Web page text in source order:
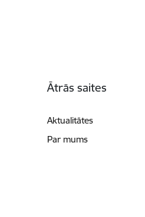
Ātrās saites
Aktualitātes
Par mums